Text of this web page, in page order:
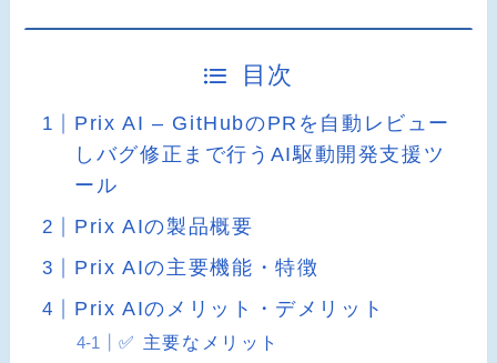
目次
Prix AI – GitHubのPRを自動レビュー
しバグ修正まで行うAI駆動開発支援ツ
ール
Prix AIの製品概要
Prix AIの主要機能・特徴
Prix AIのメリット・デメリット
✅ 主要なメリット